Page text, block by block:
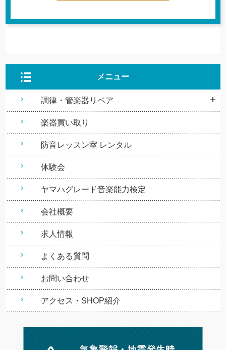
メニュー
調律・管楽器リペア
楽器買い取り
防音レッスン室 レンタル
体験会
ヤマハグレード音楽能力検定
会社概要
求人情報
よくある質問
お問い合わせ
アクセス・SHOP紹介